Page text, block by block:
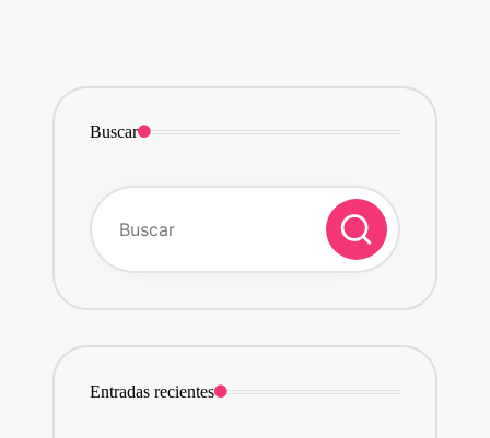
Buscar
Entradas recientes